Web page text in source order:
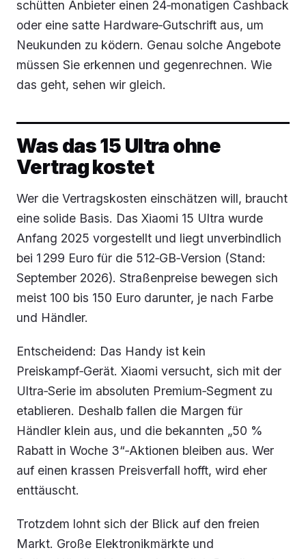
schütten Anbieter einen 24‑monatigen Cashback
oder eine satte Hardware‑Gutschrift aus, um
Neukunden zu ködern. Genau solche Angebote
müssen Sie erkennen und gegenrechnen. Wie
das geht, sehen wir gleich.
Was das 15 Ultra ohne
Vertrag kostet
Wer die Vertragskosten einschätzen will, braucht
eine solide Basis. Das Xiaomi 15 Ultra wurde
Anfang 2025 vorgestellt und liegt unverbindlich
bei 1 299 Euro für die 512‑GB‑Version (Stand:
September 2026). Straßenpreise bewegen sich
meist 100 bis 150 Euro darunter, je nach Farbe
und Händler.
Entscheidend: Das Handy ist kein
Preiskampf‑Gerät. Xiaomi versucht, sich mit der
Ultra‑Serie im absoluten Premium‑Segment zu
etablieren. Deshalb fallen die Margen für
Händler klein aus, und die bekannten „50 %
Rabatt in Woche 3“‑Aktionen bleiben aus. Wer
auf einen krassen Preisverfall hofft, wird eher
enttäuscht.
Trotzdem lohnt sich der Blick auf den freien
Markt. Große Elektronikmärkte und